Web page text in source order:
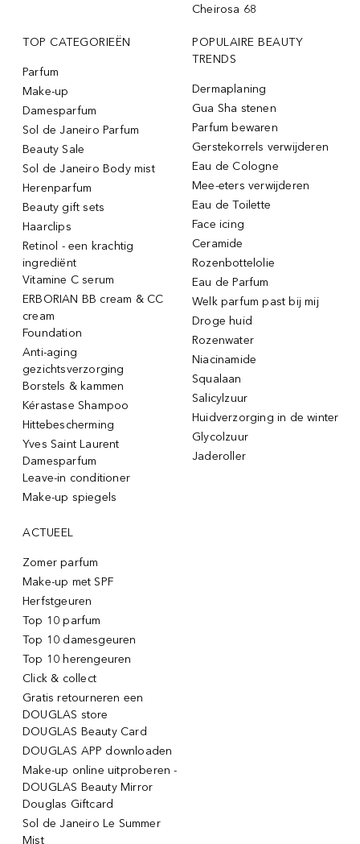
Cheirosa 68
TOP CATEGORIEËN
Parfum
Make-up
Damesparfum
Sol de Janeiro Parfum
Beauty Sale
Sol de Janeiro Body mist
Herenparfum
Beauty gift sets
Haarclips
Retinol - een krachtig
ingrediënt
Vitamine C serum
ERBORIAN BB cream & CC
cream
Foundation
Anti-aging
gezichtsverzorging
Borstels & kammen
Kérastase Shampoo
Hittebescherming
Yves Saint Laurent
Damesparfum
Leave-in conditioner
Make-up spiegels
POPULAIRE BEAUTY
TRENDS
Dermaplaning
Gua Sha stenen
Parfum bewaren
Gerstekorrels verwijderen
Eau de Cologne
Mee-eters verwijderen
Eau de Toilette
Face icing
Ceramide
Rozenbottelolie
Eau de Parfum
Welk parfum past bij mij
Droge huid
Rozenwater
Niacinamide
Squalaan
Salicylzuur
Huidverzorging in de winter
Glycolzuur
Jaderoller
ACTUEEL
Zomer parfum
Make-up met SPF
Herfstgeuren
Top 10 parfum
Top 10 damesgeuren
Top 10 herengeuren
Click & collect
Gratis retourneren een
DOUGLAS store
DOUGLAS Beauty Card
DOUGLAS APP downloaden
Make-up online uitproberen -
DOUGLAS Beauty Mirror
Douglas Giftcard
Sol de Janeiro Le Summer
Mist